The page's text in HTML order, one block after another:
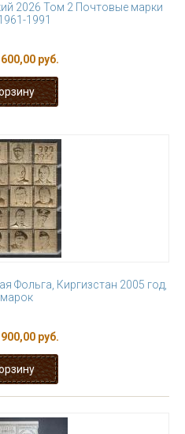
2026 Том 2 Почтовые марки
1991
руб.
Фольга, Киргизстан 2005 год,
руб.